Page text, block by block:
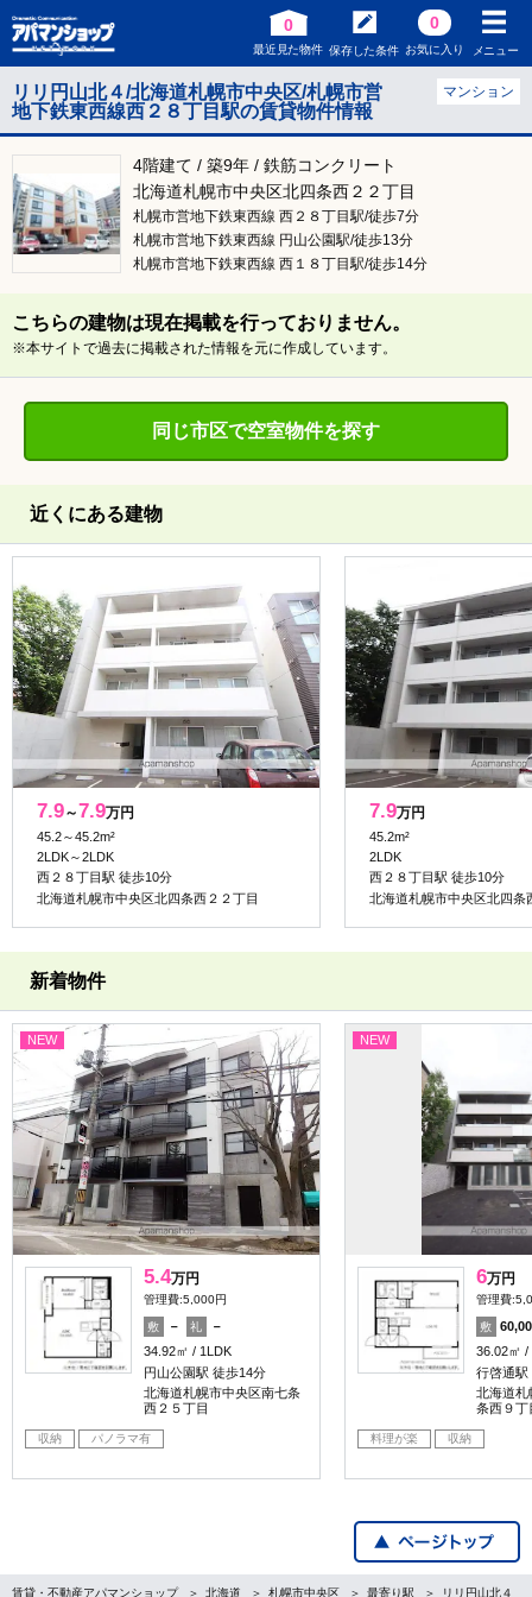
0
最近見た物件 保存した条件
0
お気に入り メニュー
リリ円山北４/北海道札幌市中央区/札幌市営
地下鉄東西線西２８丁目駅の賃貸物件情報
マンション
4階建て / 築9年 / 鉄筋コンクリート
北海道札幌市中央区北四条西２２丁目
札幌市営地下鉄東西線 西２８丁目駅/徒歩7分
札幌市営地下鉄東西線 円山公園駅/徒歩13分
札幌市営地下鉄東西線 西１８丁目駅/徒歩14分
こちらの建物は現在掲載を行っておりません。
※本サイトで過去に掲載された情報を元に作成しています。
同じ市区で空室物件を探す
近くにある建物
7.9～7.9万円
45.2～45.2m²
2LDK～2LDK
西２８丁目駅 徒歩10分
北海道札幌市中央区北四条西２２丁目
7.9万円
45.2m²
2LDK
西２８丁目駅 徒歩10分
北海道札幌市中央区北四条
新着物件
NEW
5.4万円
管理費:5,000円
敷 － 礼
－
34.92㎡
1LDK
円山公園駅 徒歩14分
北海道札幌市中央区南七条
西２５丁目
収納 パノラマ有
NEW
6万円
管理費
敷
36.02㎡
行啓通駅
北海道札
条西９丁
料理が楽 収納
賃貸・不動産アパマンショップ 北海道 札幌市中央区 最寄り駅 リリ円山北４